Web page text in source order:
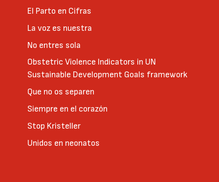
El Parto en Cifras
La voz es nuestra
No entres sola
Obstetric Violence Indicators in UN
Sustainable Development Goals framework
Que no os separen
Siempre en el corazón
Stop Kristeller
Unidos en neonatos